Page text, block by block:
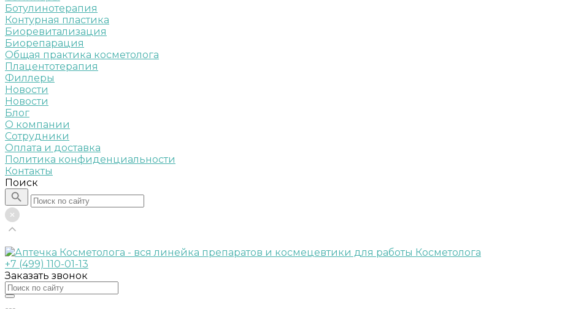
Ботулинотерапия
Контурная пластика
Биоревитализация
Биорепарация
Общая практика косметолога
Плацентотерапия
Филлеры
Новости
Новости
Блог
О компании
Сотрудники
Оплата и доставка
Политика конфиденциальности
Контакты
Поиск
+7 (499) 110-01-13
Заказать звонок